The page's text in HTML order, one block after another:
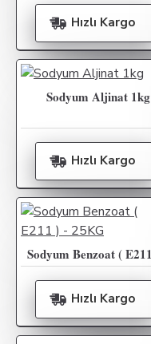
Hızlı Kargo
Sodyum Aljinat 1kg
Hızlı Kargo
Hızlı Kargo